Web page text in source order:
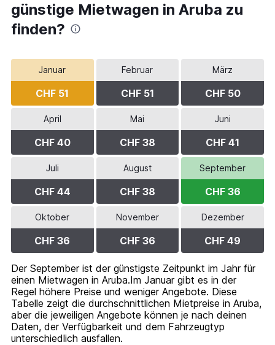
günstige Mietwagen in Aruba zu
finden?
Januar
CHF 51
Februar
CHF 51
März
CHF 50
April
CHF 40
Mai
CHF 38
Juni
CHF 41
Juli
CHF 44
August
CHF 38
September
CHF 36
Oktober
CHF 36
November
CHF 36
Dezember
CHF 49
Der September ist der günstigste Zeitpunkt im Jahr für
einen Mietwagen in Aruba.Im Januar gibt es in der
Regel höhere Preise und weniger Angebote. Diese
Tabelle zeigt die durchschnittlichen Mietpreise in Aruba,
aber die jeweiligen Angebote können je nach deinen
Daten, der Verfügbarkeit und dem Fahrzeugtyp
unterschiedlich ausfallen.